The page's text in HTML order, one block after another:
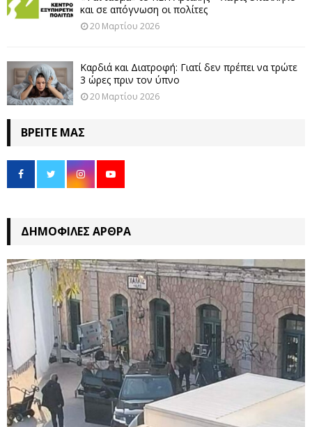
και σε απόγνωση οι πολίτες
20 Μαρτίου 2026
Καρδιά και Διατροφή: Γιατί δεν πρέπει να τρώτε
3 ώρες πριν τον ύπνο
20 Μαρτίου 2026
ΒΡΕΊΤΕ ΜΑΣ
ΔΗΜΟΦΙΛΈΣ ΆΡΘΡΑ